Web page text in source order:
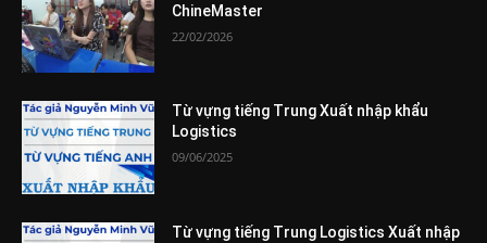
ChineMaster
22/02/2026
Từ vựng tiếng Trung Xuất nhập khẩu
Logistics
09/06/2025
Từ vựng tiếng Trung Logistics Xuất nhập